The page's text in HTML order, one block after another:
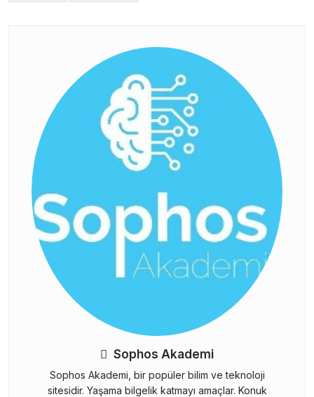
Sophos Akademi
Sophos Akademi, bir popüler bilim ve teknoloji
sitesidir. Yaşama bilgelik katmayı amaçlar. Konuk